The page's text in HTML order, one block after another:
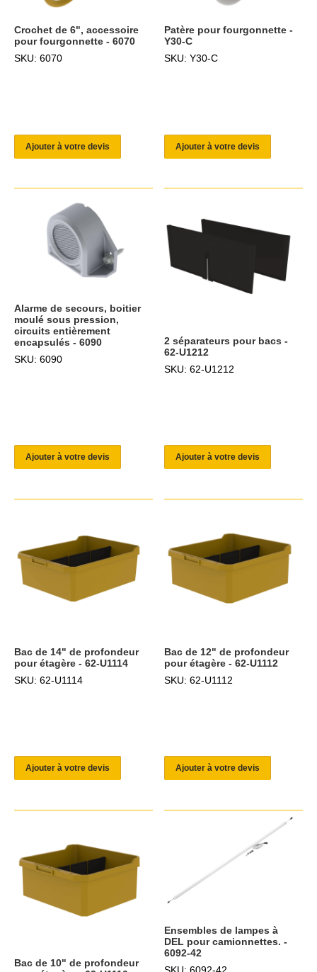
Crochet de 6", accessoire
pour fourgonnette - 6070
SKU: 6070
Ajouter à votre devis
Patère pour fourgonnette -
Y30-C
SKU: Y30-C
Ajouter à votre devis
Alarme de secours, boitier
moulé sous pression,
circuits entièrement
encapsulés - 6090
SKU: 6090
Ajouter à votre devis
2 séparateurs pour bacs -
62-U1212
SKU: 62-U1212
Ajouter à votre devis
Bac de 14" de profondeur
pour étagère - 62-U1114
SKU: 62-U1114
Ajouter à votre devis
Bac de 12" de profondeur
pour étagère - 62-U1112
SKU: 62-U1112
Ajouter à votre devis
Bac de 10" de profondeur
Ensembles de lampes à
DEL pour camionnettes. -
6092-42
SKU: 6092-42